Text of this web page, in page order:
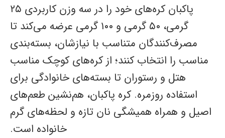
پاکبان کره‌های خود را در سه وزن کاربردی ۲۵
گرمی، ۵۰ گرمی و ۱۰۰ گرمی عرضه می‌کند تا
مصرف‌کنندگان متناسب با نیازشان، بسته‌بندی
مناسب را انتخاب کنند؛ از کره‌های کوچک مناسب
هتل و رستوران تا بسته‌های خانوادگی برای
استفاده روزمره. کره پاکبان، هم‌نشین طعم‌های
اصیل و همراه همیشگی نان تازه و لحظه‌های گرم
خانواده است.